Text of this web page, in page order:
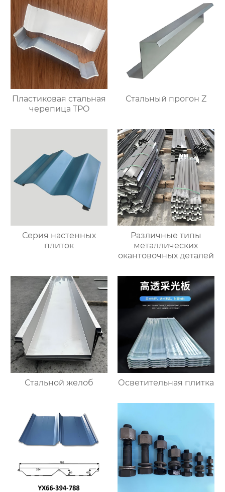
Пластиковая стальная
черепица TPO
Стальный прогон Z
Серия настенных
плиток
Различные типы
металлических
окантовочных деталей
Стальной желоб Осветительная плитка